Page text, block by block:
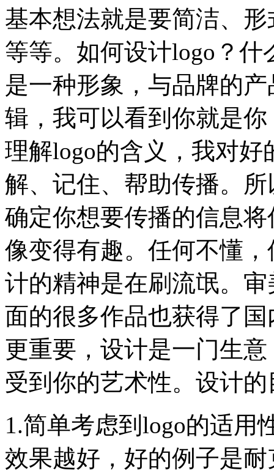
基本想法就是要简洁、
等等。如何设计logo？什
是一种形象，与品牌的
辑，我可以看到你就是
理解logo的含义，我对
解、记住、帮助传播。
确定你想要传播的信息
像变得有趣。任何不懂
计的精神是在刷流氓。
面的很多作品也获得了
更重要，设计是一门生
受到你的艺术性。设计
1.简单考虑到logo的适用
效果越好，好的例子是